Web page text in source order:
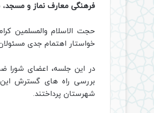
فرهنگی معارف نماز و مسجد
حجت الاسلام والمسلمین
خواستار اهتمام جدی
در این جلسه، اعضای شورا
بررسی راه های گسترش
شهرستان پرداختند.